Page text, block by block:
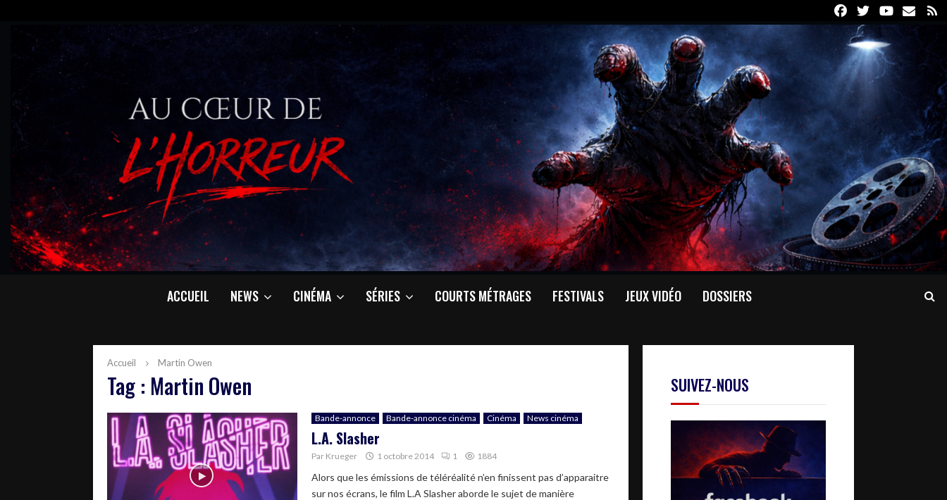
FacebookTwitterYoutube
Email
ACCUEIL NEWS CINÉMA SÉRIES COURTS MÉTRAGES FESTIVALS JEUX VIDÉO DOSSIERS
Accueil Martin Owen
Tag : Martin Owen
Bande-annonce Bande-annonce cinéma Cinéma News cinéma
L.A. Slasher
Par Krueger 1 octobre 2014 1 1884
Alors que les émissions de téléréalité n’en finissent pas d’apparaitre
sur nos écrans, le film L.A Slasher aborde le sujet de manière
SUIVEZ-NOUS